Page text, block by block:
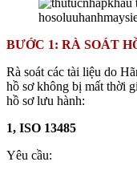
BƯỚC 1: RÀ SOÁT
Rà soát các tài liệu do
hồ sơ không bị mất thời
hồ sơ lưu hành:
1, ISO 13485
Yêu cầu: